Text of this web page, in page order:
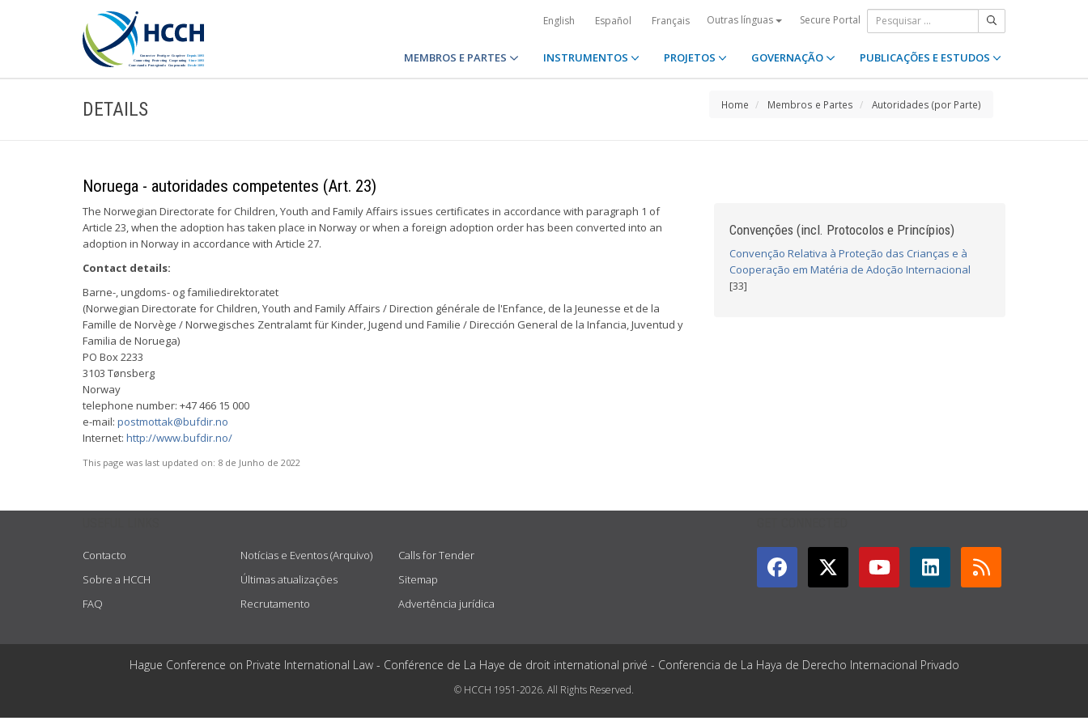
English Español Français Outras línguas Secure Portal
MEMBROS E PARTES INSTRUMENTOS PROJETOS GOVERNAÇÃO PUBLICAÇÕES E ESTUDOS
DETAILS Home Membros e Partes Autoridades (por Parte)
Noruega - autoridades competentes (Art. 23)
The Norwegian Directorate for Children, Youth and Family Affairs issues certificates in accordance with paragraph 1 of
Article 23, when the adoption has taken place in Norway or when a foreign adoption order has been converted into an
adoption in Norway in accordance with Article 27.
Contact details:
Barne-, ungdoms- og familiedirektoratet
(Norwegian Directorate for Children, Youth and Family Affairs / Direction générale de l'Enfance, de la Jeunesse et de la
Famille de Norvège / Norwegisches Zentralamt für Kinder, Jugend und Familie / Dirección General de la Infancia, Juventud y
Familia de Noruega)
PO Box 2233
3103 Tønsberg
Norway
telephone number: +47 466 15 000
e-mail: postmottak@bufdir.no
Internet: http://www.bufdir.no/
This page was last updated on: 8 de Junho de 2022
Convenções (incl. Protocolos e Princípios)
Convenção Relativa à Proteção das Crianças e à
Cooperação em Matéria de Adoção Internacional
[33]
Contacto
Sobre a HCCH
FAQ
Notícias e Eventos (Arquivo)
Últimas atualizações
Recrutamento
Calls for Tender
Sitemap
Advertência jurídica
Hague Conference on Private International Law - Conférence de La Haye de droit international privé - Conferencia de La Haya de Derecho Internacional Privado
© HCCH 1951-2026. All Rights Reserved.